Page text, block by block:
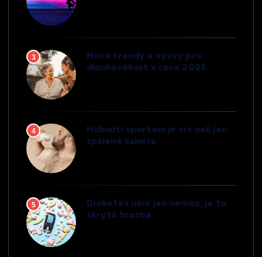
3
Nové trendy a výzvy pro
dlouhověkost v roce 2025
4
Hubnutí sportem je víc než jen
spálené kalorie
5
Diabetes není jen nemoc, je to
skrytá hrozba